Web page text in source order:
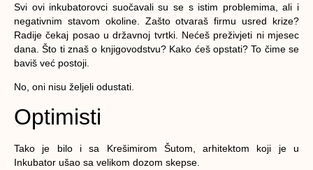
Svi ovi inkubatorovci suočavali su se s istim problemima, ali i
negativnim stavom okoline. Zašto otvaraš firmu usred krize?
Radije čekaj posao u državnoj tvrtki. Nećeš preživjeti ni mjesec
dana. Što ti znaš o knjigovodstvu? Kako ćeš opstati? To čime se
baviš već postoji.
No, oni nisu željeli odustati.
Optimisti
Tako je bilo i sa Krešimirom Šutom, arhitektom koji je u
Inkubator ušao sa velikom dozom skepse.